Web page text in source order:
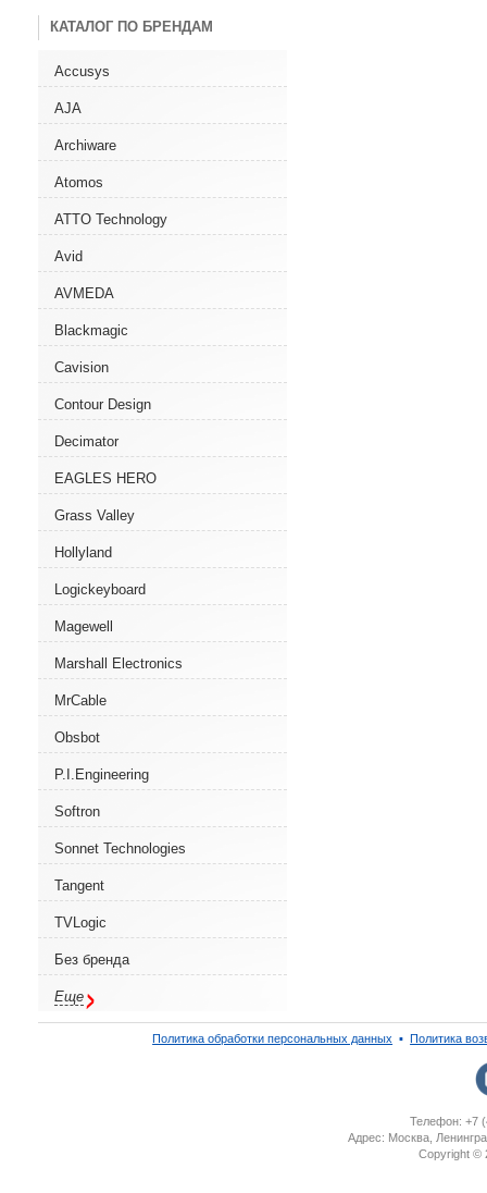
КАТАЛОГ ПО БРЕНДАМ
Accusys
AJA
Archiware
Atomos
ATTO Technology
Avid
AVMEDA
Blackmagic
Cavision
Contour Design
Decimator
EAGLES HERO
Grass Valley
Hollyland
Logickeyboard
Magewell
Marshall Electronics
MrCable
Obsbot
P.I.Engineering
Softron
Sonnet Technologies
Tangent
TVLogic
Без бренда
Еще
Политика обработки персональных данных ▪ Политика
Телефон: +7
Адрес: Москва,
Copyright ©